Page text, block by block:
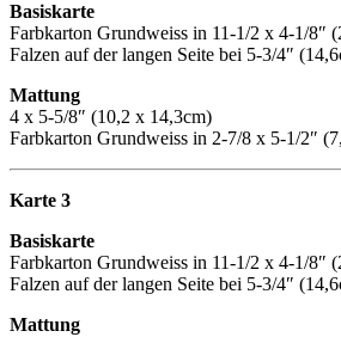
Basiskarte
Farbkarton Grundweiss in 11-1/2 x 4-1/8″
Falzen auf der langen Seite bei 5-3/4″
Mattung
4 x 5-5/8″ (10,2 x 14,3cm)
Farbkarton Grundweiss in 2-7/8 x 5-1/2″
Karte 3
Basiskarte
Farbkarton Grundweiss in 11-1/2 x 4-1/8″
Falzen auf der langen Seite bei 5-3/4″
Mattung